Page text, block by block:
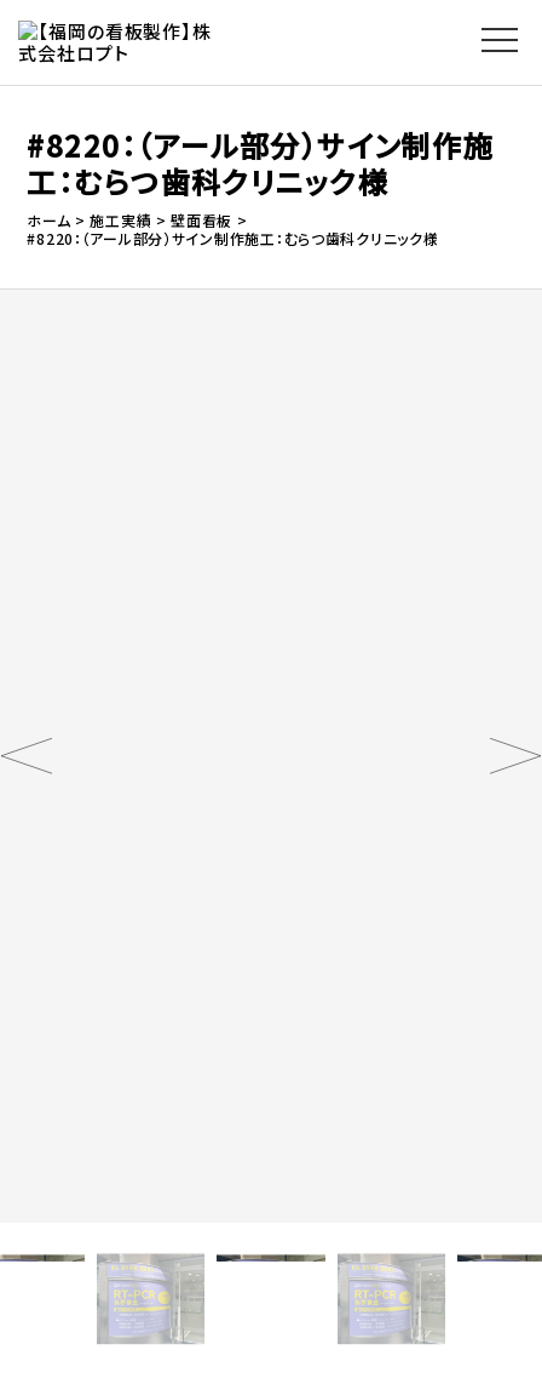
#8220：（アール部分）サイン制作施
工：むらつ歯科クリニック様
ホーム 施工実績
壁面看板
#8220：（アール部分）サイン制作施工：むらつ歯科クリニック様